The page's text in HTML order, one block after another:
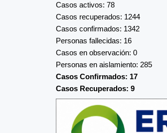
Casos activos: 78
Casos recuperados: 1244
Casos confirmados: 1342
Personas fallecidas: 16
Casos en observación: 0
Personas en aislamiento: 285
Casos Confirmados: 17
Casos Recuperados: 9